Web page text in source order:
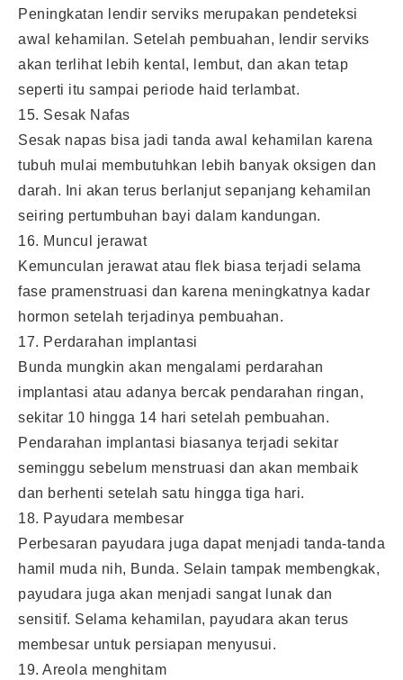
Peningkatan lendir serviks merupakan pendeteksi
awal kehamilan. Setelah pembuahan, lendir serviks
akan terlihat lebih kental, lembut, dan akan tetap
seperti itu sampai periode haid terlambat.
15. Sesak Nafas
Sesak napas bisa jadi tanda awal kehamilan karena
tubuh mulai membutuhkan lebih banyak oksigen dan
darah. Ini akan terus berlanjut sepanjang kehamilan
seiring pertumbuhan bayi dalam kandungan.
16. Muncul jerawat
Kemunculan jerawat atau flek biasa terjadi selama
fase pramenstruasi dan karena meningkatnya kadar
hormon setelah terjadinya pembuahan.
17. Perdarahan implantasi
Bunda mungkin akan mengalami perdarahan
implantasi atau adanya bercak pendarahan ringan,
sekitar 10 hingga 14 hari setelah pembuahan.
Pendarahan implantasi biasanya terjadi sekitar
seminggu sebelum menstruasi dan akan membaik
dan berhenti setelah satu hingga tiga hari.
18. Payudara membesar
Perbesaran payudara juga dapat menjadi tanda-tanda
hamil muda nih, Bunda. Selain tampak membengkak,
payudara juga akan menjadi sangat lunak dan
sensitif. Selama kehamilan, payudara akan terus
membesar untuk persiapan menyusui.
19. Areola menghitam